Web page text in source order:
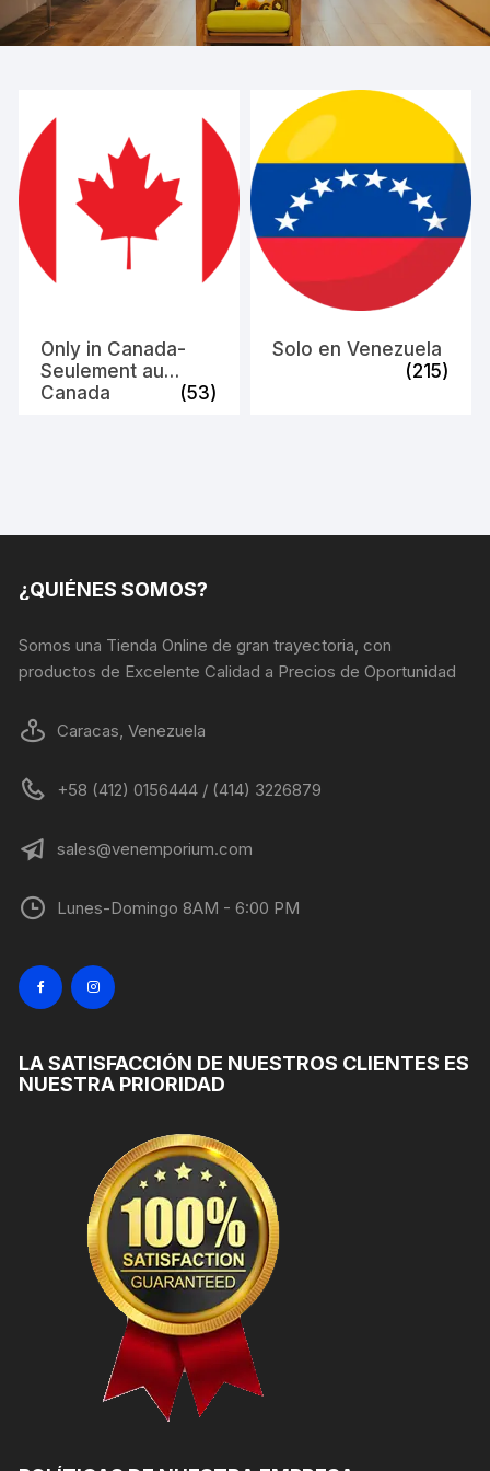
Only in Canada-
Seulement au
Canada
(53)
Solo en Venezuela
(215)
¿QUIÉNES SOMOS?
Somos una Tienda Online de gran trayectoria, con
productos de Excelente Calidad a Precios de Oportunidad
Caracas, Venezuela
+58 (412) 0156444 / (414) 3226879
sales@venemporium.com
Lunes-Domingo 8AM - 6:00 PM
LA SATISFACCIÓN DE NUESTROS CLIENTES ES
NUESTRA PRIORIDAD